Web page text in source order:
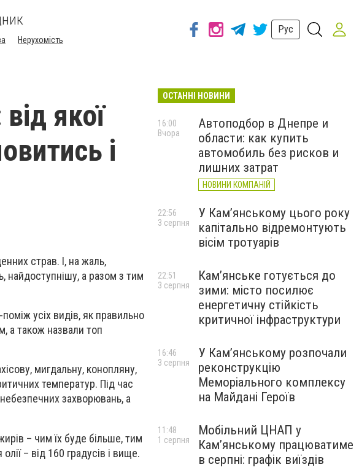
Нерухомість
Рус
якої
і
страв. І, на жаль,
найдоступнішу, а разом з тим
усіх видів, як правильно
а також назвали топ
мигдальну, конопляну,
температур. Під час
захворювань, а
– чим їх буде більше, тим
– від 160 градусів і вище.
ОСТАННІ НОВИНИ
Автоподбор в Днепре и
области: как купить
автомобиль без рисков и
лишних затрат
НОВИНИ КОМПАНІЙ
16:00
Вчора
У Кам’янському цього року
капітально відремонтують
вісім тротуарів
22:56
3 серпня
Кам’янське готується до
зими: місто посилює
енергетичну стійкість
критичної інфраструктури
22:51
3 серпня
У Кам’янському розпочали
реконструкцію
Меморіального комплексу
на Майдані Героїв
16:46
3 серпня
Мобільний ЦНАП у
Кам’янському працюватиме
в серпні: графік виїздів
11:48
1 серпня